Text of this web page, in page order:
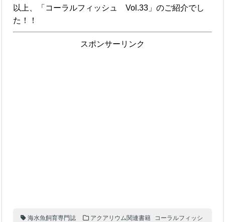
以上、「コーラルフィッシュ Vol.33」のご紹介でし
た！！
スポンサーリンク
海水魚飼育専門誌 アクアリウム関連書籍
コーラルフィッシ